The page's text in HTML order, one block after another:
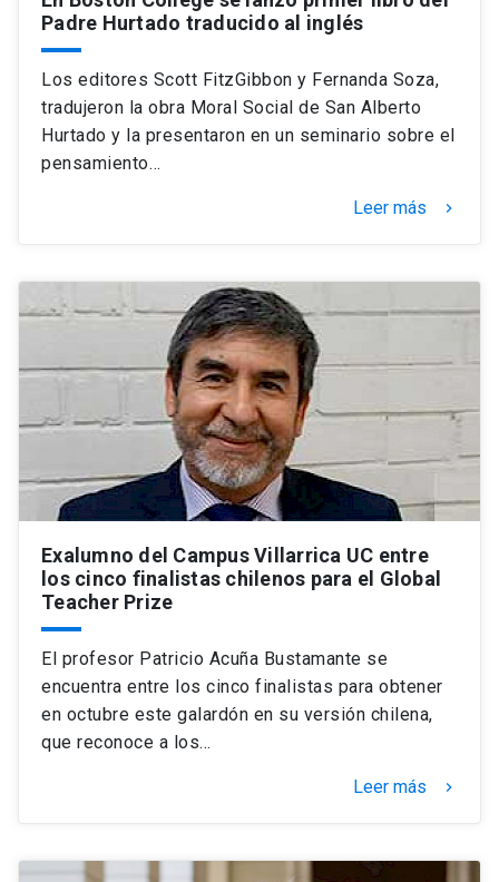
Padre Hurtado traducido al inglés
Los editores Scott FitzGibbon y Fernanda Soza,
tradujeron la obra Moral Social de San Alberto
Hurtado y la presentaron en un seminario sobre el
pensamiento…
Leer más keyboard_arrow_right
Exalumno del Campus Villarrica UC entre
los cinco finalistas chilenos para el Global
Teacher Prize
El profesor Patricio Acuña Bustamante se
encuentra entre los cinco finalistas para obtener
en octubre este galardón en su versión chilena,
que reconoce a los…
Leer más keyboard_arrow_right